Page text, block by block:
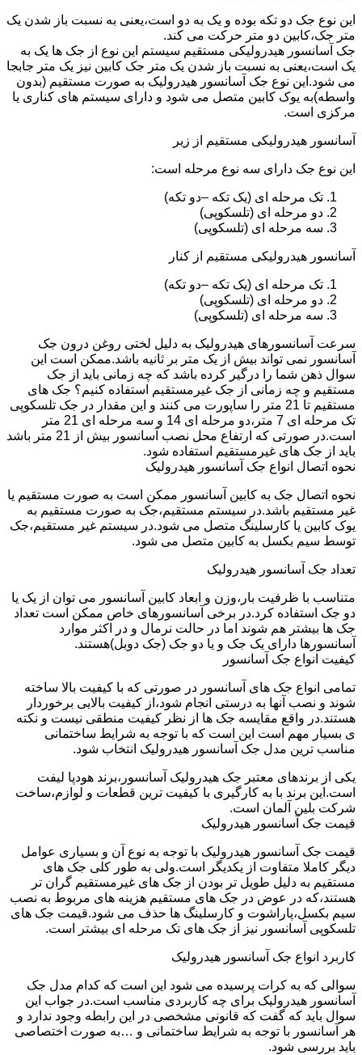
این نوع جک دو تکه بوده و یک به دو است،یعنی به نسبت باز شدن یک
متر جک،کابین دو متر حرکت می کند.
جک آسانسور هیدرولیکی مستقیم سیستم این نوع از جک ها یک به
یک است،یعنی به نسبت باز شدن یک متر جک کابین نیز یک متر جابجا
می شود.این نوع جک آسانسور هیدرولیک به صورت مستقیم (بدون
واسطه)به یوک کابین متصل می شود و دارای سیستم های کناری یا
مرکزی است.
آسانسور هیدرولیکی مستقیم از زیر
این نوع جک دارای سه نوع مرحله است:
تک مرحله ای (یک تکه –دو تکه)
دو مرحله ای (تلسکوپی)
سه مرحله ای (تلسکوپی)
آسانسور هیدرولیکی مستقیم از کنار
تک مرحله ای (یک تکه –دو تکه)
دو مرحله ای (تلسکوپی)
سه مرحله ای (تلسکوپی)
سرعت آسانسورهای هیدرولیک به دلیل لختی روغن درون جک
آسانسور نمی تواند بیش از یک متر بر ثانیه باشد.ممکن است این
سوال ذهن شما را درگیر کرده باشد که چه زمانی باید از جک
مستقیم و چه زمانی از جک غیرمستقیم استفاده کنیم؟ جک های
مستقیم تا 21 متر را ساپورت می کنند و این مقدار در جک تلسکوپی
تک مرحله ای 7 متر،دو مرحله ای 14 و سه مرحله ای 21 متر
است.در صورتی که ارتفاع محل نصب آسانسور بیش از 21 متر باشد
باید از جک های غیرمستقیم استفاده شود.
نحوه اتصال انواع جک آسانسور هیدرولیک
نحوه اتصال جک به کابین آسانسور ممکن است به صورت مستقیم یا
غیر مستقیم باشد.در سیستم مستقیم،جک به صورت مستقیم به
یوک کابین یا کارسلینگ متصل می شود.در سیستم غیر مستقیم،جک
توسط سیم بکسل به کابین متصل می شود.
تعداد جک آسانسور هیدرولیک
متناسب با ظرفیت بار،وزن و ابعاد کابین آسانسور می توان از یک یا
دو جک استفاده کرد.در برخی آسانسورهای خاص ممکن است تعداد
جک ها بیشتر هم شوند اما در حالت نرمال و در اکثر موارد
آسانسورها دارای یک جک و یا دو جک (جک دوبل)هستند.
کیفیت انواع جک آسانسور
تمامی انواع جک های آسانسور در صورتی که با کیفیت بالا ساخته
شوند و نصب آنها به درستی انجام شود،از کیفیت بالایی برخوردار
هستند.در واقع مقایسه جک ها از نظر کیفیت منطقی نیست و نکته
ی بسیار مهم است این است که با توجه به شرایط ساختمانی
مناسب ترین مدل جک آسانسور هیدرولیک انتخاب شود.
یکی از برندهای معتبر جک هیدرولیک آسانسور،برند هودپا لیفت
است.این برند با به کارگیری با کیفیت ترین قطعات و لوازم،ساخت
شرکت بلین آلمان است.
قیمت جک آسانسور هیدرولیک
قیمت جک آسانسور هیدرولیک با توجه به نوع آن و بسیاری عوامل
دیگر کاملا متفاوت از یکدیگر است.ولی به طور کلی جک های
مستقیم به دلیل طویل تر بودن از جک های غیرمستقیم گران تر
هستند،که در عوض در جک های مستقیم هزینه های مربوط به نصب
سیم بکسل،پاراشوت و کارسلینگ ها حذف می شود.قیمت جک های
تلسکوپی آسانسور نیز از جک های تک مرحله ای بیشتر است.
کاربرد انواع جک آسانسور هیدرولیک
سوالی که به کرات پرسیده می شود این است که کدام مدل جک
آسانسور هیدرولیک برای چه کاربردی مناسب است.در جواب این
سوال باید که گفت که قانونی مشخصی در این رابطه وجود ندارد و
هر آسانسور با توجه به شرایط ساختمانی و …به صورت اختصاصی
باید بررسی شود.